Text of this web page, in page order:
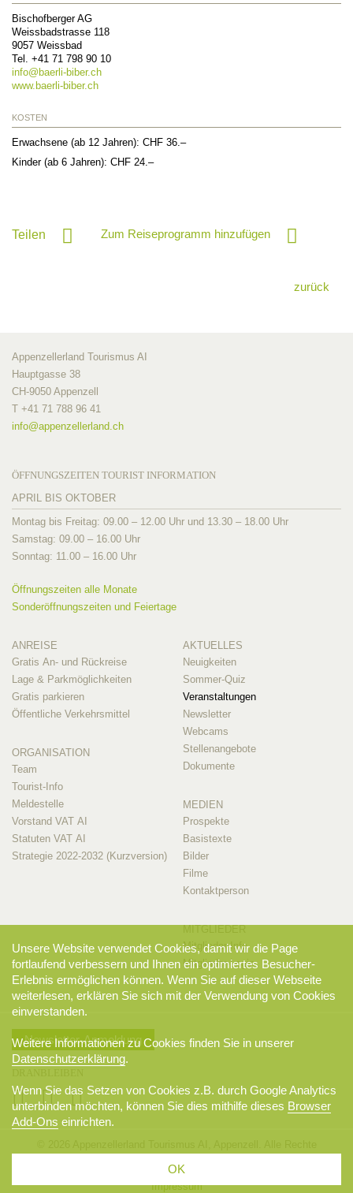
Bischofberger AG
Weissbadstrasse 118
9057 Weissbad
Tel. +41 71 798 90 10
info@ baerli-biber.ch
www.baerli-biber.ch
KOSTEN
Erwachsene (ab 12 Jahren): CHF 36.–
Kinder (ab 6 Jahren): CHF 24.–
Teilen Zum Reiseprogramm hinzufügen
zurück
Appenzellerland Tourismus AI
Hauptgasse 38
CH-9050 Appenzell
T +41 71 788 96 41
info@appenzellerland.ch
ÖFFNUNGSZEITEN TOURIST INFORMATION
APRIL BIS OKTOBER
Montag bis Freitag: 09.00 – 12.00 Uhr und 13.30 – 18.00 Uhr
Samstag: 09.00 – 16.00 Uhr
Sonntag: 11.00 – 16.00 Uhr
Öffnungszeiten alle Monate
Sonderöffnungszeiten und Feiertage
ANREISE
Gratis An- und Rückreise
Lage & Parkmöglichkeiten
Gratis parkieren
Öffentliche Verkehrsmittel
ORGANISATION
Team
Tourist-Info
Meldestelle
Vorstand VAT AI
Statuten VAT AI
Strategie 2022-2032 (Kurzversion)
AKTUELLES
Neuigkeiten
Sommer-Quiz
Veranstaltungen
Newsletter
Webcams
Stellenangebote
Dokumente
MEDIEN
Prospekte
Basistexte
Bilder
Filme
Kontaktperson
Mitglieder-Info
Mitglieder-Login
Newsletter-Anmeldung
Datenschutzerklärung
Impressum
Unsere Website verwendet Cookies, damit wir die Page
fortlaufend verbessern und Ihnen ein optimiertes Besucher-
Erlebnis ermöglichen können. Wenn Sie auf dieser Webseite
weiterlesen, erklären Sie sich mit der Verwendung von Cookies
einverstanden.
Weitere Informationen zu Cookies finden Sie in unserer
Datenschutzerklärung.
Wenn Sie das Setzen von Cookies z.B. durch Google Analytics
unterbinden möchten, können Sie dies mithilfe dieses Browser
Add-Ons einrichten.
OK